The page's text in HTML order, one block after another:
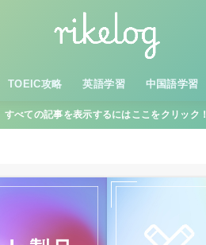
TOEIC攻略 英語学習 中国語学習
すべての記事を表示するにはここをクリック！